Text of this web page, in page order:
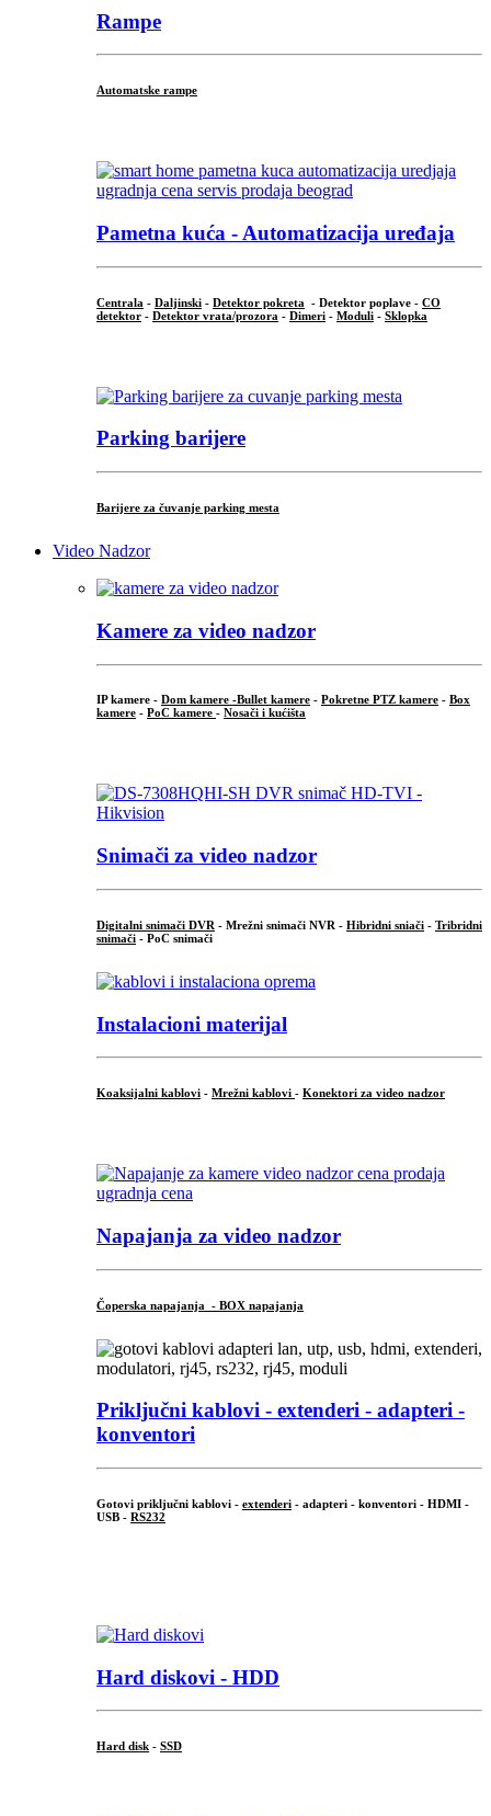
Rampe
Automatske rampe
Pametna kuća - Automatizacija uređaja
Centrala - Daljinski - Detektor pokreta - Detektor poplave - CO
detektor - Detektor vrata/prozora - Dimeri - Moduli - Sklopka
Parking barijere
Barijere za čuvanje parking mesta
Video Nadzor
Kamere za video nadzor
IP kamere - Dom kamere -Bullet kamere - Pokretne PTZ kamere - Box
kamere - PoC kamere - Nosači i kućišta
Snimači za video nadzor
Digitalni snimači DVR - Mrežni snimači NVR - Hibridni sniači - Tribridni
snimači - PoC snimači
Instalacioni materijal
Koaksijalni kablovi - Mrežni kablovi - Konektori za video nadzor
Napajanja za video nadzor
Čoperska napajanja - BOX napajanja
Priključni kablovi - extenderi - adapteri -
konventori
Gotovi priključni kablovi - extenderi - adapteri - konventori - HDMI -
USB - RS232
Hard diskovi - HDD
Hard disk - SSD